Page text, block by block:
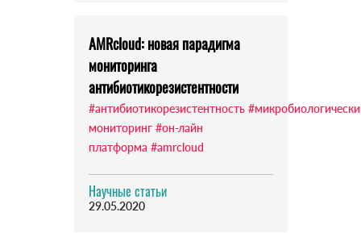
AMRcloud: новая парадигма
мониторинга
антибиотикорезистентности
#антибиотикорезистентность
мониторинг #он-лайн
платформа #amrcloud
Научные статьи
29.05.2020